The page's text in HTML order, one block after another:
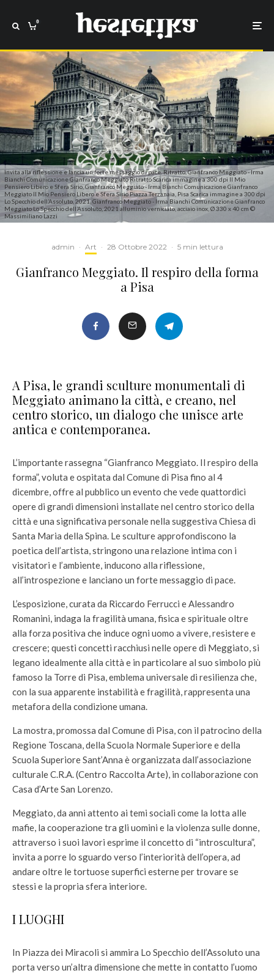
0
invita alla riflessione e lancia un forte messaggio di pace. Ritratto, Gianfranco Meggiato - Irma
Bianchi Comunicazione Gianfranco Meggiato Ritratto Scarica immagine a 300 dpi Il Mio
Pensiero Libero e Sfera Sirio, Gianfranco Meggiato - Irma Bianchi Comunicazione Gianfranco
Meggiato Il Mio Pensiero Libero e Sfera Sirio Piazza Terzanaia, Pisa Scarica immagine a 300 dpi
Lo Specchio dell’Assoluto, 2021, Gianfranco Meggiato - Irma Bianchi Comunicazione Gianfranco
Meggiato Lo Specchio dell’Assoluto, 2021 alluminio verniciato, acciaio inox, Ø 330 x 40 cm ©
Massimiliano Lazzi
admin · Art · 28 Ottobre 2022 · 5 min lettura
Gianfranco Meggiato. Il respiro della forma
a Pisa
A Pisa, le grandi sculture monumentali di
Meggiato animano la città, e creano, nel
centro storico, un dialogo che unisce arte
antica e contemporanea.
L’importante rassegna “Gianfranco Meggiato. Il respiro della
forma”, voluta e ospitata dal Comune di Pisa fino al 4
dicembre, offre al pubblico un evento che vede quattordici
opere di grandi dimensioni installate nel centro storico della
città e una significativa personale nella suggestiva Chiesa di
Santa Maria della Spina. Le sculture approfondiscono la
poetica dell’artista, stringono una relazione intima con i
visitatori e l’ambiente, inducono alla riflessione,
all’introspezione e lanciano un forte messaggio di pace.
L’esposizione, curata da Riccardo Ferrucci e Alessandro
Romanini, indaga la fragilità umana, fisica e spirituale oltre
alla forza positiva che induce ogni uomo a vivere, resistere e
crescere; questi concetti racchiusi nelle opere di Meggiato, si
legano idealmente alla città e in particolare al suo simbolo più
famoso la Torre di Pisa, emblema universale di resilienza che,
con la sua apparente instabilità e fragilità, rappresenta una
metafora della condizione umana.
La mostra, promossa dal Comune di Pisa, con il patrocino della
Regione Toscana, della Scuola Normale Superiore e della
Scuola Superiore Sant’Anna è organizzata dall’associazione
culturale C.R.A. (Centro Raccolta Arte), in collaborazione con
Casa d’Arte San Lorenzo.
Meggiato, da anni attento ai temi sociali come la lotta alle
mafie, la cooperazione tra gli uomini e la violenza sulle donne,
attraverso i suoi lavori esprime il concetto di “introscultura”,
invita a porre lo sguardo verso l’interiorità dell’opera, ad
andare oltre le tortuose superfici esterne per trovare se
stessi e la propria sfera interiore.
I LUOGHI
In Piazza dei Miracoli si ammira Lo Specchio dell’Assoluto una
porta verso un’altra dimensione che mette in contatto l’uomo